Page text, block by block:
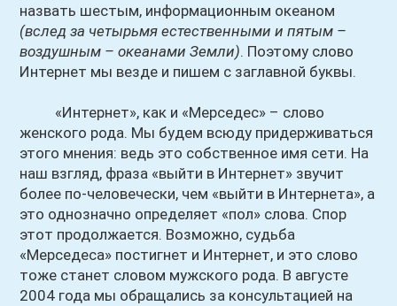
назвать шестым, информационным океаном
(вслед за четырьмя естественными и пятым –
воздушным – океанами Земли). Поэтому слово
Интернет мы везде и пишем с заглавной буквы.
«Интернет», как и «Мерседес» – слово
женского рода. Мы будем всюду придерживаться
этого мнения: ведь это собственное имя сети. На
наш взгляд, фраза «выйти в Интернет» звучит
более по-человечески, чем «выйти в Интернета», а
это однозначно определяет «пол» слова. Спор
этот продолжается. Возможно, судьба
«Мерседеса» постигнет и Интернет, и это слово
тоже станет словом мужского рода. В августе
2004 года мы обращались за консультацией на